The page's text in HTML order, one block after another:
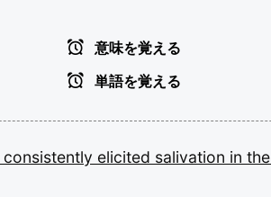
意味を覚える
単語を覚える
consistently elicited salivation in the